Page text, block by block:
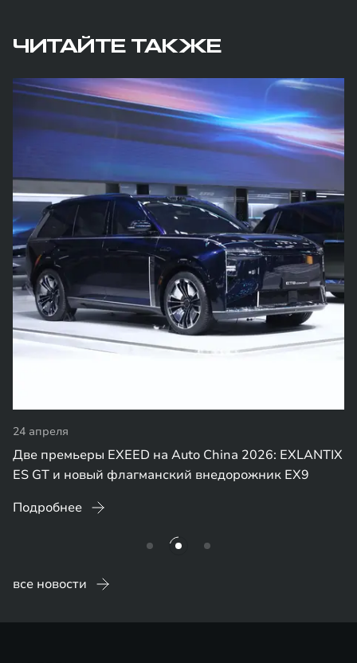
ЧИТАЙТЕ ТАКЖЕ
24 апреля
Две премьеры EXEED на Auto China 2026: EXLANTIX
ES GT и новый флагманский внедорожник EX9
Подробнее
все новости